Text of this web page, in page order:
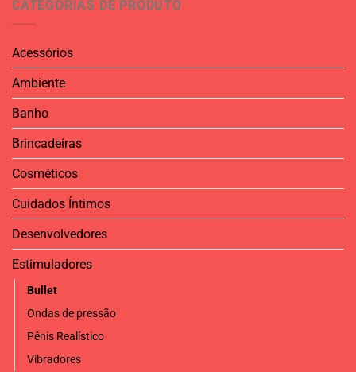
CATEGORIAS DE PRODUTO
Acessórios
Ambiente
Banho
Brincadeiras
Cosméticos
Cuidados Íntimos
Desenvolvedores
Estimuladores
Bullet
Ondas de pressão
Pênis Realístico
Vibradores